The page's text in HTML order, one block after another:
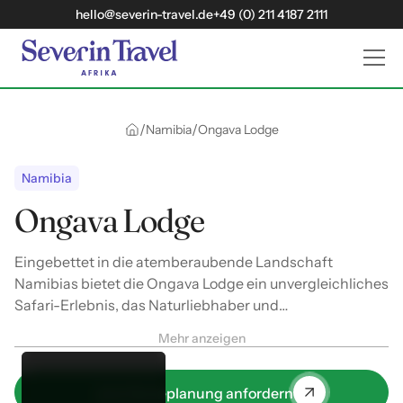
hello@severin-travel.de+49 (0) 211 4187 2111
/Namibia/Ongava Lodge
Namibia
Ongava Lodge
Eingebettet in die atemberaubende Landschaft
Namibias bietet die Ongava Lodge ein unvergleichliches
Safari-Erlebnis, das Naturliebhaber und
liegt am Rande des Etosha-Nationalparks und
ermöglicht Gästen hautnahe Begegnungen mit der
faszinierenden Tierwelt Afrikas. Von majestätischen
Mehr anzeigen
Jetzt Reiseplanung anfordern